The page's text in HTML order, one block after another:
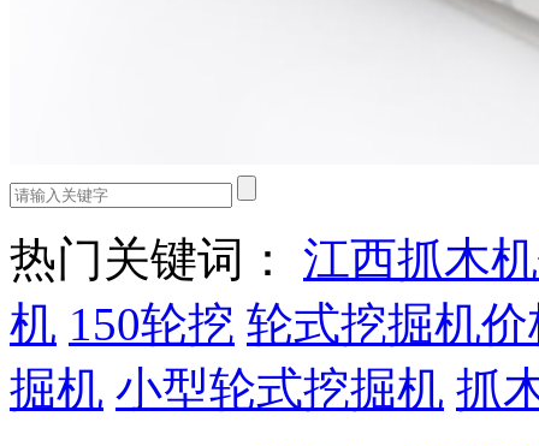
热门关键词： 江西抓木
机 150轮挖 轮式挖掘机
掘机 小型轮式挖掘机 抓